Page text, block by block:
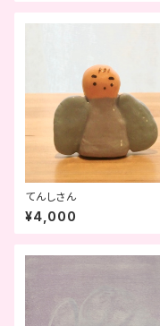
てんしさん
¥4,000